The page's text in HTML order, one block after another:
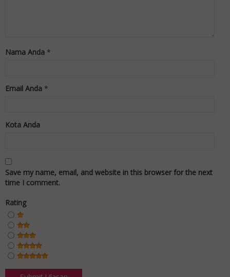
Nama Anda *
Email Anda *
Kota Anda
Save my name, email, and website in this browser for the next
time I comment.
Rating